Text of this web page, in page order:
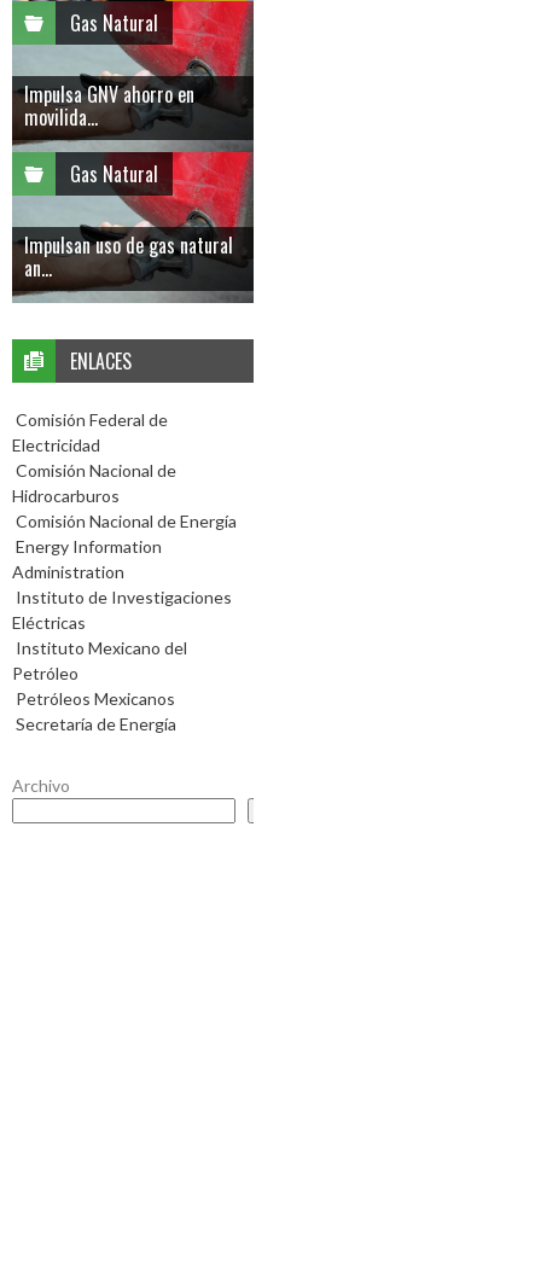
Gas Natural
Impulsa GNV ahorro en
movilida...
Gas Natural
Impulsan uso de gas natural
an...
ENLACES
Comisión Federal de
Electricidad
Comisión Nacional de
Hidrocarburos
Comisión Nacional de Energía
Energy Information
Administration
Instituto de Investigaciones
Eléctricas
Instituto Mexicano del
Petróleo
Petróleos Mexicanos
Secretaría de Energía
Archivo